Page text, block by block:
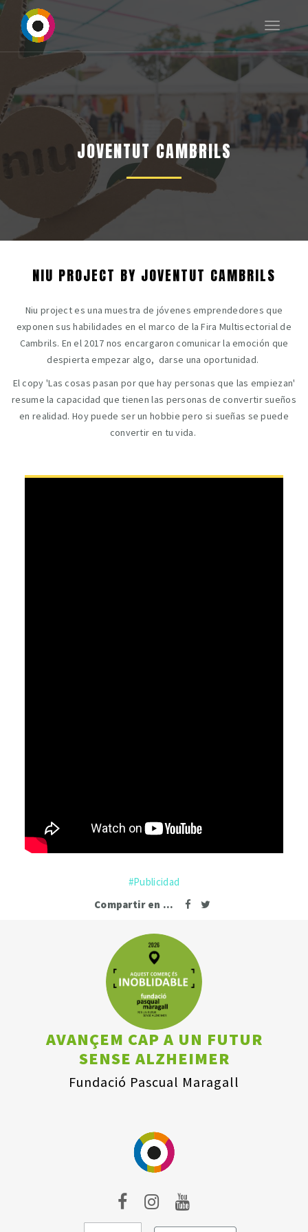
Toggle
JOVENTUT CAMBRILS
NIU PROJECT BY JOVENTUT CAMBRILS
Niu project es una muestra de jóvenes emprendedores que
exponen sus habilidades en el marco de la Fira Multisectorial de
Cambrils. En el 2017 nos encargaron comunicar la emoción que
despierta empezar algo, darse una oportunidad.
El copy 'Las cosas pasan por que hay personas que las empiezan'
resume la capacidad que tienen las personas de convertir sueños
en realidad. Hoy puede ser un hobbie pero si sueñas se puede
convertir en tu vida.
Publicidad
Compartir en ...
AVANÇEM CAP A UN FUTUR
SENSE ALZHEIMER
Fundació Pascual Maragall